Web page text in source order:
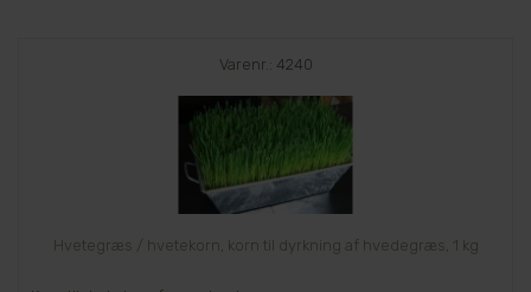
Varenr.: 4240
Hvetegræs / hvetekorn, korn til dyrkning af hvedegræs, 1 kg